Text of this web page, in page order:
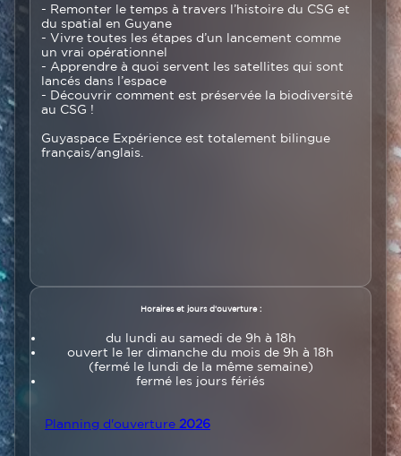
- Remonter le temps à travers l’histoire du CSG et
du spatial en Guyane
- Vivre toutes les étapes d’un lancement comme
un vrai opérationnel
- Apprendre à quoi servent les satellites qui sont
lancés dans l’espace
- Découvrir comment est préservée la biodiversité
au CSG !
Guyaspace Expérience est totalement bilingue
français/anglais.
Horaires et jours d’ouverture :
du lundi au samedi de 9h à 18h
ouvert le 1er dimanche du mois de 9h à 18h
(fermé le lundi de la même semaine)
fermé les jours fériés
Planning d'ouverture 2026